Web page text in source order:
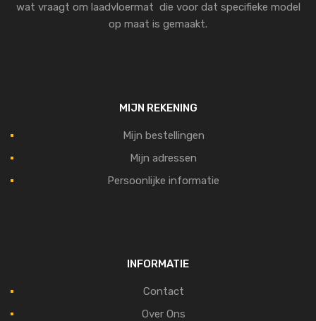
wat vraagt om laadvloermat die voor dat specifieke model
op maat is gemaakt.
MIJN REKENING
Mijn bestellingen
Mijn adressen
Persoonlijke informatie
INFORMATIE
Contact
Over Ons